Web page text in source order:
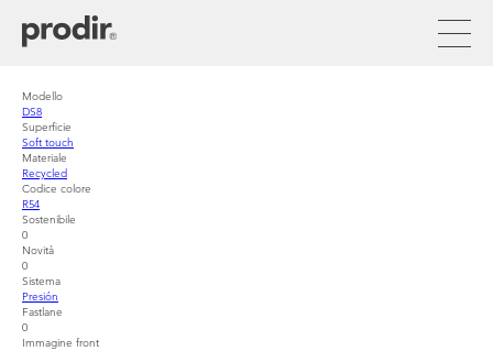
contenido
Modello
DS8
Superficie
Soft touch
Materiale
Recycled
Codice colore
R54
Sostenibile
0
Novità
0
Sistema
Presión
Fastlane
0
Immagine front